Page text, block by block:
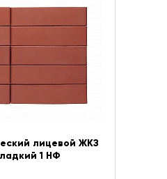
лицевой ЖКЗ
1 НФ